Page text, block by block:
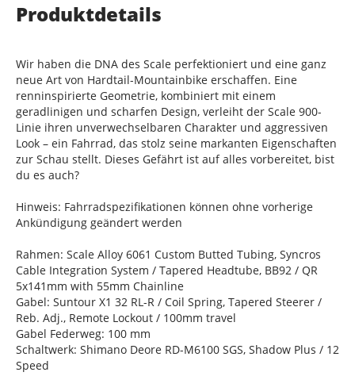
Produktdetails
Wir haben die DNA des Scale perfektioniert und eine ganz
neue Art von Hardtail-Mountainbike erschaffen. Eine
renninspirierte Geometrie, kombiniert mit einem
geradlinigen und scharfen Design, verleiht der Scale 900-
Linie ihren unverwechselbaren Charakter und aggressiven
Look – ein Fahrrad, das stolz seine markanten Eigenschaften
zur Schau stellt. Dieses Gefährt ist auf alles vorbereitet, bist
du es auch?
Hinweis: Fahrradspezifikationen können ohne vorherige
Ankündigung geändert werden
Rahmen: Scale Alloy 6061 Custom Butted Tubing, Syncros
Cable Integration System / Tapered Headtube, BB92 / QR
5x141mm with 55mm Chainline
Gabel: Suntour X1 32 RL-R / Coil Spring, Tapered Steerer /
Reb. Adj., Remote Lockout / 100mm travel
Gabel Federweg: 100 mm
Schaltwerk: Shimano Deore RD-M6100 SGS, Shadow Plus / 12
Speed